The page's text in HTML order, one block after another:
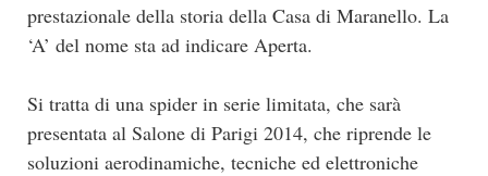
prestazionale della storia della Casa di Maranello. La
‘A’ del nome sta ad indicare Aperta.
Si tratta di una spider in serie limitata, che sarà
presentata al Salone di Parigi 2014, che riprende le
soluzioni aerodinamiche, tecniche ed elettroniche